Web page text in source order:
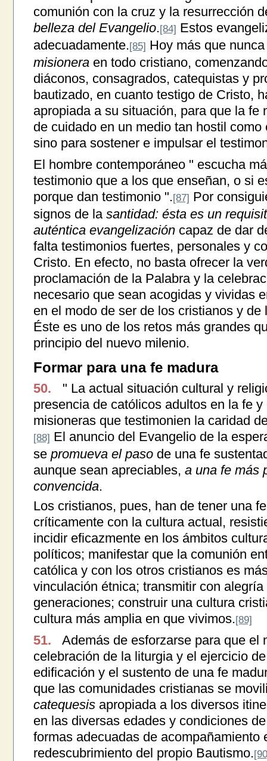
comunión con la cruz y la resurrección
belleza del Evangelio.[84] Estos
adecuadamente.[85] Hoy más que
misioneraen todo cristiano,
diáconos, consagrados, catequistas y
bautizado, en cuanto testigo de Cristo,
apropiada a su situación, para que la fe
de cuidado en un medio tan hostil
sino para sostener e impulsar el
El hombre contemporáneo " escucha
testimonio que a los que enseñan, o si
porque dan testimonio ".[87] Por
signos de la santidad: ésta es un
auténtica evangelizacióncapaz de dar
falta testimonios fuertes, personales y
Cristo. En efecto, no basta ofrecer la
proclamación de la Palabra y la
necesario que sean acogidas y vividas
en el modo de ser de los cristianos y
Éste es uno de los retos más grandes
principio del nuevo milenio.
Formar para una fe madura
50.
" La actual situación cultural y
presencia de católicos adultos en la fe
misioneras que testimonien la caridad
[88] El anuncio del Evangelio de la
se promueva el pasode una fe
aunque sean apreciables, a una fe más
convencida.
Los cristianos, pues, han de tener una
críticamente con la cultura actual,
incidir eficazmente en los ámbitos
políticos; manifestar que la comunión
católica y con los otros cristianos es
vinculación étnica; transmitir con
generaciones; construir una cultura
cultura más amplia en que vivimos.[89]
51.
Además de esforzarse para que el
celebración de la liturgia y el ejercicio
edificación y el sustento de una fe
que las comunidades cristianas se
catequesisapropiada a los diversos
en las diversas edades y condiciones
formas adecuadas de acompañamiento
redescubrimiento del propio Bautismo.